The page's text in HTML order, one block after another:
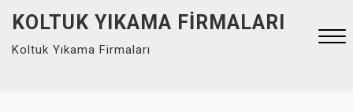
content
KOLTUK YIKAMA FIRMALARI
Koltuk Yıkama Firmaları